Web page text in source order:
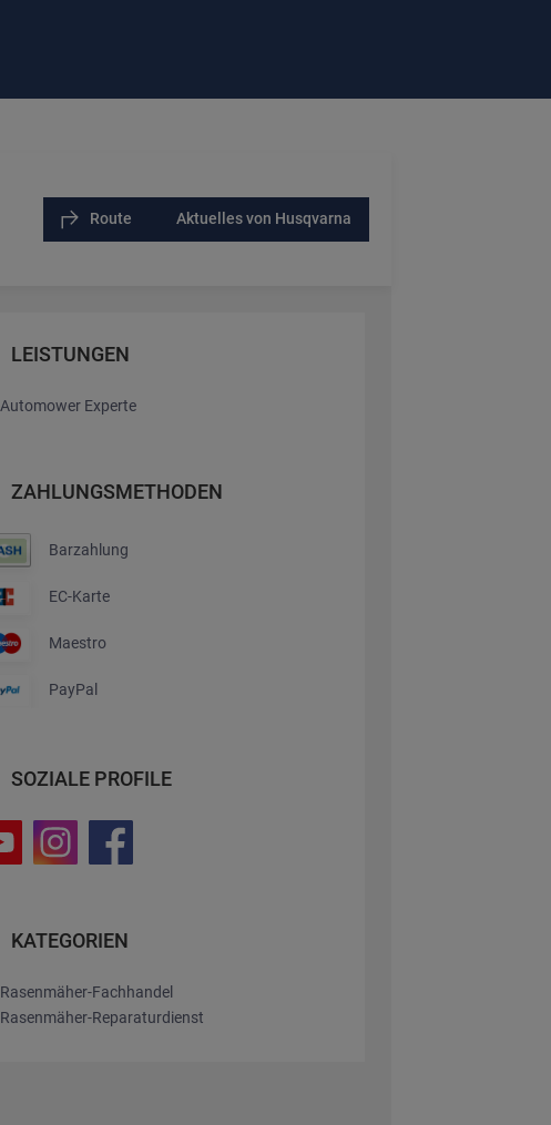
Route Aktuelles von Husqvarna
LEISTUNGEN
Automower Experte
ZAHLUNGSMETHODEN
Barzahlung
EC-Karte
Maestro
PayPal
SOZIALE PROFILE
KATEGORIEN
Rasenmäher-Fachhandel
Rasenmäher-Reparaturdienst